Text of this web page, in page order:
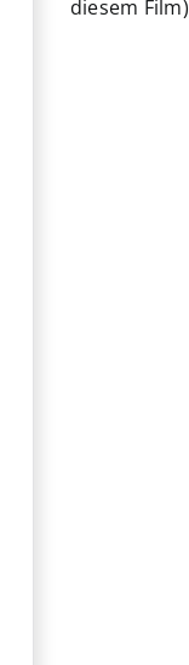
diesem Film)